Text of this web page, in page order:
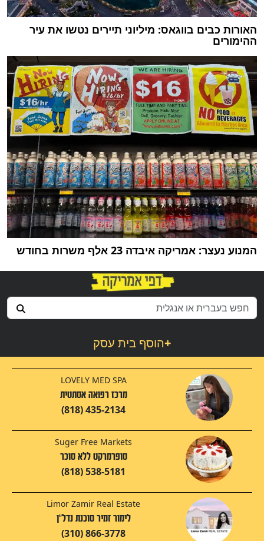
האורות כבים בווגאס: מיליוני תיירים נטשו את עיר
ההימורים
המנוע נעצר: אמריקה איבדה 23 אלף משרות בחודש
הוסף בית עסק+
LOVELY MED SPA
מרכז רפואה אסתטית
(818) 435-2134
Suger Free Markets
סופרמרקט ללא סוכר
(818) 538-5181
Limor Zamir Real Estate
לימור זמיר סוכנת נדל"ן
(310) 866-3778